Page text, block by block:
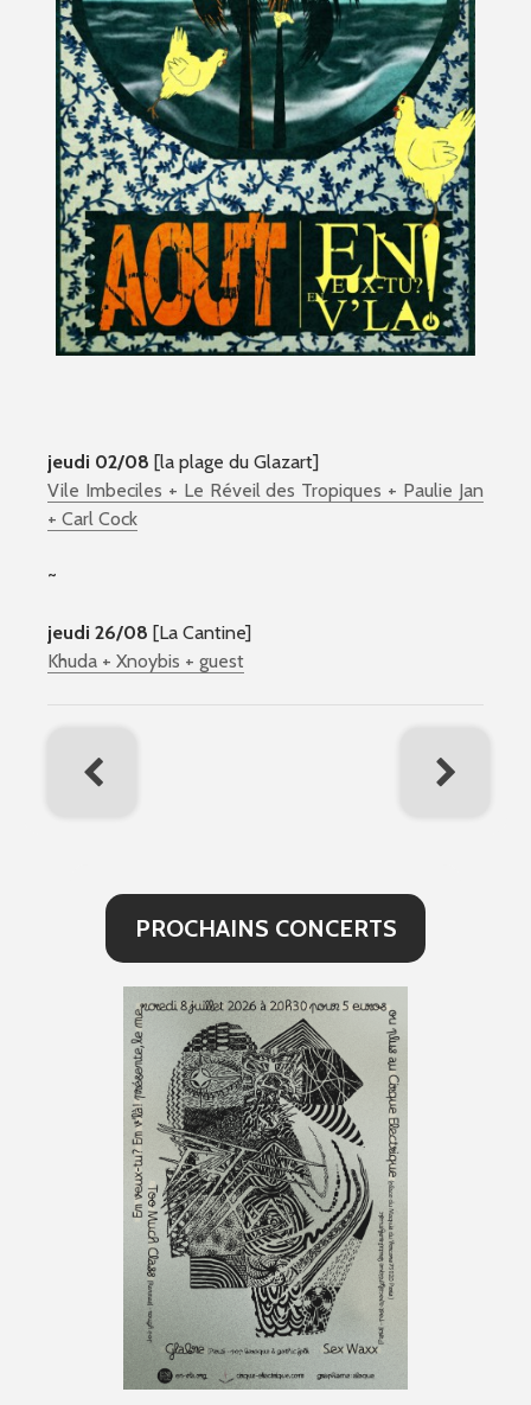
jeudi 02/08 [la plage du Glazart]
Vile Imbeciles + Le Réveil des Tropiques + Paulie Jan
+ Carl Cock
~
jeudi 26/08 [La Cantine]
Khuda + Xnoybis + guest
PROCHAINS CONCERTS